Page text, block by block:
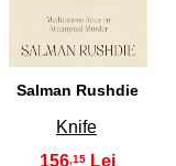
Salman Rushdie
Knife
156 ,15